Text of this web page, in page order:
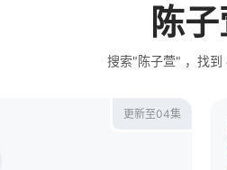
陈
搜索"陈子萱" ，找到
更新至04集